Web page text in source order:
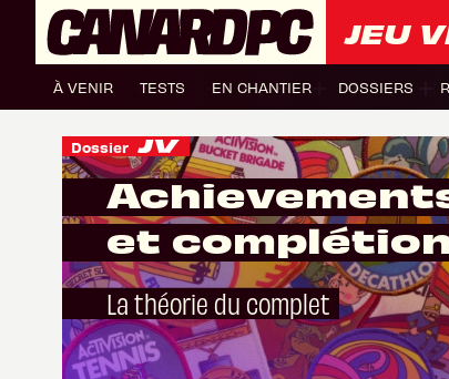
JEU
À VENIR TESTS EN CHANTIER DOSSIERS
Dossier
et
La théorie du complet